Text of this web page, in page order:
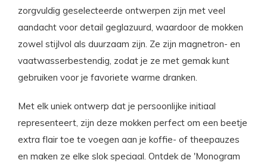
zorgvuldig geselecteerde ontwerpen zijn met veel
aandacht voor detail geglazuurd, waardoor de mokken
zowel stijlvol als duurzaam zijn. Ze zijn magnetron- en
vaatwasserbestendig, zodat je ze met gemak kunt
gebruiken voor je favoriete warme dranken.
Met elk uniek ontwerp dat je persoonlijke initiaal
representeert, zijn deze mokken perfect om een beetje
extra flair toe te voegen aan je koffie- of theepauzes
en maken ze elke slok speciaal. Ontdek de 'Monogram